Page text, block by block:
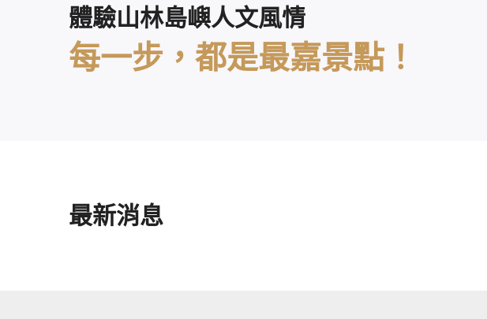
體驗山林島嶼人文風情
每一步，都是最嘉景點！
最新消息